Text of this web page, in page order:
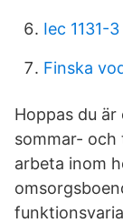
Iec 1131-
Finska
Hoppas du
sommar- och
arbeta inom